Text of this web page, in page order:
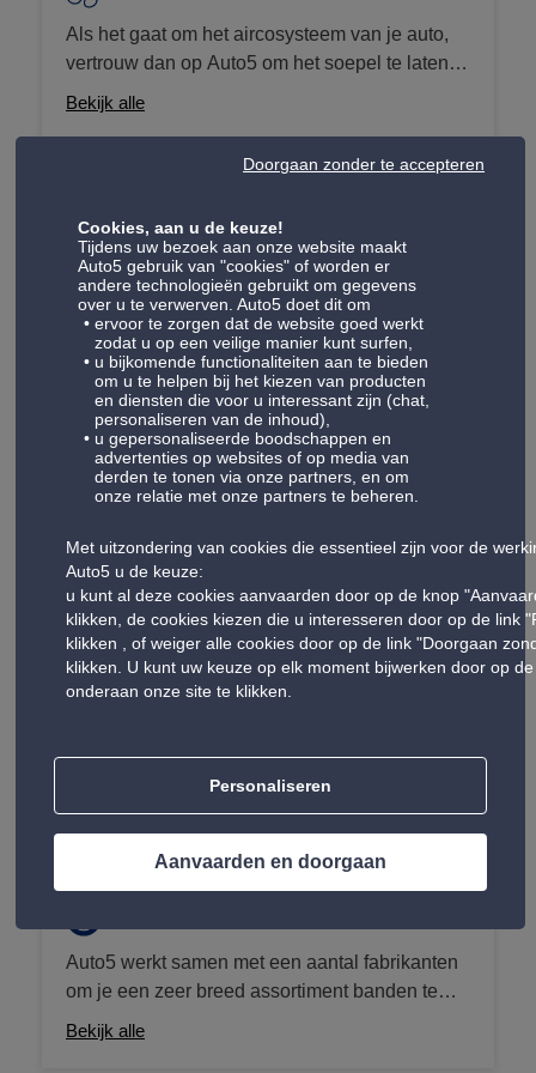
controleren, is een service die kan worden
toegevoegd aan MijnOnderhoud. Voor oudere
voertuigen werken we met
onderhoudspakketten die olieverversing,
nodig) en een aantal controlepunten omvatten
Als het gaat om het aircosysteem van je auto,
vertrouw dan op Auto5 om het soepel te laten
werken. We werken met verschillende forfaits,
diensten aan voor voertuigen uitgerust met het
het nieuwe gas (R1234YF) geïntroduceerd op
bepaalde voertuigen vanaf 2013.
Bekijk alle
Onze check-up forfaits zijn ontworpen om alle
belangrijke onderdelen van je auto te
controleren, zodat je met een gerust hart de
weg op kunt. Onze gekwalificeerde technici
onderzoeken je auto zorgvuldig en zorgen
ervoor dat hij in topconditie verkeert. Van het
controleren van de remmen en de staat van de
schokdempers tot de functionaliteit van de
verlichting - wij zorgen voor elk detail zodat je
Bekijk alle
Remmen
Remmen zijn een van de belangrijkste
beveiligingssystemen in uw voertuig. We
verandering van remblokken, remschijven om
de remvloeistof te wijzigen om uw veiligheid
achter het stuur te waarborgen.
Bekijk alle
Onze producten omvatten accessoires van hoge kwaliteit
die het comfort, de veiligheid en de prestaties van uw
auto verbeteren.
Auto5 werkt samen met een aantal fabrikanten
om je een zeer breed assortiment banden te
kunnen bieden die passen bij jouw voertuig.
Bekijk alle
Cookies, aan u de keuze!
Tijdens uw bezoek aan onze website maakt
Auto5 gebruik van "cookies" of worden er
andere technologieën gebruikt om gegevens
over u te verwerven. Auto5 doet dit om
ervoor te zorgen dat de website goed werkt
zodat u op een veilige manier kunt surfen,
u bijkomende functionaliteiten aan te bieden
om u te helpen bij het kiezen van producten
en diensten die voor u interessant zijn (chat,
personaliseren van de inhoud),
u gepersonaliseerde boodschappen en
advertenties op websites of op media van
derden te tonen via onze partners, en om
onze relatie met onze partners te beheren.
Met uitzondering van cookies die essentieel zijn voor de
Auto5 u de keuze:
u kunt al deze cookies aanvaarden door op de knop
klikken, de cookies kiezen die u interesseren door op de link
klikken , of weiger alle cookies door op de link "Doorgaan
klikken. U kunt uw keuze op elk moment bijwerken door op
onderaan onze site te klikken.
Personaliseren
Doorgaan zonder te accepteren
Aanvaarden en doorgaan